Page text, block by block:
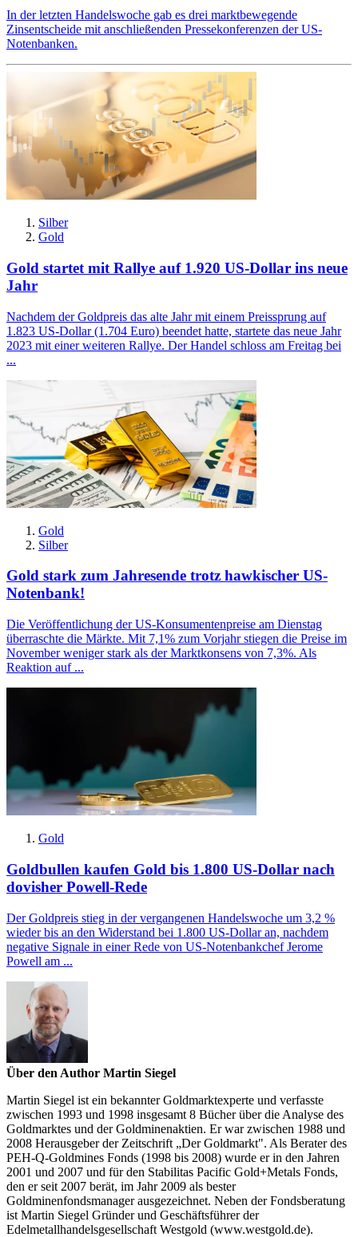
In der letzten Handelswoche gab es drei marktbewegende
Zinsentscheide mit anschließenden Pressekonferenzen der US-
Notenbanken.
Silber
Gold
Gold startet mit Rallye auf 1.920 US-Dollar ins neue
Jahr
Nachdem der Goldpreis das alte Jahr mit einem Preissprung auf
1.823 US-Dollar (1.704 Euro) beendet hatte, startete das neue Jahr
2023 mit einer weiteren Rallye. Der Handel schloss am Freitag bei
...
Gold
Silber
Gold stark zum Jahresende trotz hawkischer US-
Notenbank!
Die Veröffentlichung der US-Konsumentenpreise am Dienstag
überraschte die Märkte. Mit 7,1% zum Vorjahr stiegen die Preise im
November weniger stark als der Marktkonsens von 7,3%. Als
Reaktion auf ...
Gold
Goldbullen kaufen Gold bis 1.800 US-Dollar nach
dovisher Powell-Rede
Der Goldpreis stieg in der vergangenen Handelswoche um 3,2 %
wieder bis an den Widerstand bei 1.800 US-Dollar an, nachdem
negative Signale in einer Rede von US-Notenbankchef Jerome
Powell am ...
Über den Author Martin Siegel
Martin Siegel ist ein bekannter Goldmarktexperte und verfasste
zwischen 1993 und 1998 insgesamt 8 Bücher über die Analyse des
Goldmarktes und der Goldminenaktien. Er war zwischen 1988 und
2008 Herausgeber der Zeitschrift „Der Goldmarkt". Als Berater des
PEH-Q-Goldmines Fonds (1998 bis 2008) wurde er in den Jahren
2001 und 2007 und für den Stabilitas Pacific Gold+Metals Fonds,
den er seit 2007 berät, im Jahr 2009 als bester
Goldminenfondsmanager ausgezeichnet. Neben der Fondsberatung
ist Martin Siegel Gründer und Geschäftsführer der
Edelmetallhandelsgesellschaft Westgold (www.westgold.de).